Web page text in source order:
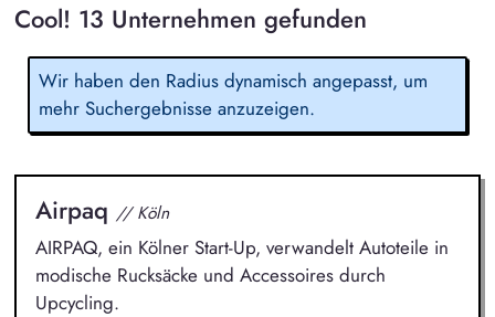
Cool! 13 Unternehmen gefunden
Wir haben den Radius dynamisch angepasst, um
mehr Suchergebnisse anzuzeigen.
Airpaq // Köln
AIRPAQ, ein Kölner Start-Up, verwandelt Autoteile in
modische Rucksäcke und Accessoires durch
Upcycling.